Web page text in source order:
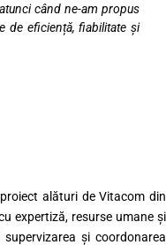
când ne-am propus
de eficiență, fiabilitate și
alături de Vitacom din
expertiză, resurse umane și
și coordonarea